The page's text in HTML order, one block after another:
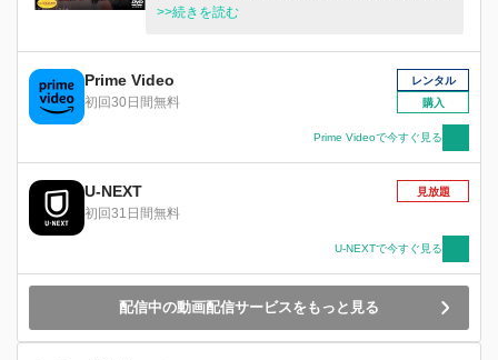
る、珍妙なサバイバルゲームが繰り広げられる。
から村を守ってきたとされる霊媒師「カミハエー
リ」が亡くなり、その後継者選びに全国から霊能
者が集うが、そんな因習を絶ちたい青年に頼まれ
た上田は、金に困った奈緒子も参加するとも知ら
>>続きを読む
Prime Video
初回30日間無料
レンタル
購入
Prime Videoで今すぐ見る
U-NEXT
初回31日間無料
見放題
U-NEXTで今すぐ見る
配信中の動画配信サービスをもっと見る